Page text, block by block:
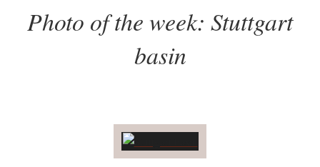
Photo of the week: Stuttgart
basin